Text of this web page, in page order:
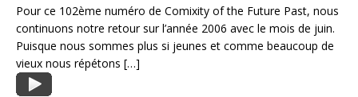
Pour ce 102ème numéro de Comixity of the Future Past, nous
continuons notre retour sur l’année 2006 avec le mois de juin.
Puisque nous sommes plus si jeunes et comme beaucoup de
vieux nous répétons […]